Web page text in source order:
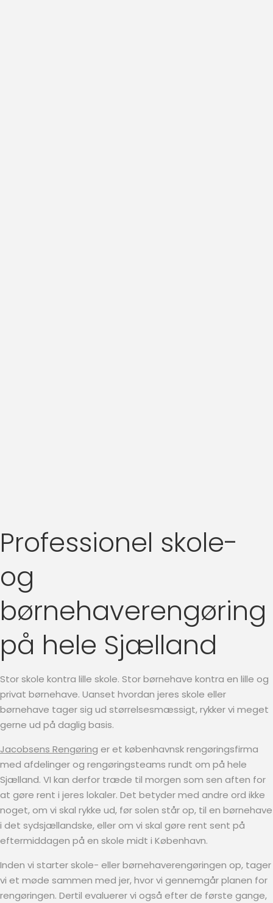
Professionel skole-
og
børnehaverengøring
på hele Sjælland
Stor skole kontra lille skole. Stor børnehave kontra en lille og
privat børnehave. Uanset hvordan jeres skole eller
børnehave tager sig ud størrelsesmæssigt, rykker vi meget
gerne ud på daglig basis.
Jacobsens Rengøring er et københavnsk rengøringsfirma
med afdelinger og rengøringsteams rundt om på hele
Sjælland. VI kan derfor træde til morgen som sen aften for
at gøre rent i jeres lokaler. Det betyder med andre ord ikke
noget, om vi skal rykke ud, før solen står op, til en børnehave
i det sydsjællandske, eller om vi skal gøre rent sent på
eftermiddagen på en skole midt i København.
Inden vi starter skole- eller børnehaverengøringen op, tager
vi et møde sammen med jer, hvor vi gennemgår planen for
rengøringen. Dertil evaluerer vi også efter de første gange,